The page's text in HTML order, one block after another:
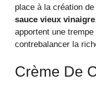
place à la création de
sauce vieux vinaigre
apportent une
contrebalancer la
Crème De